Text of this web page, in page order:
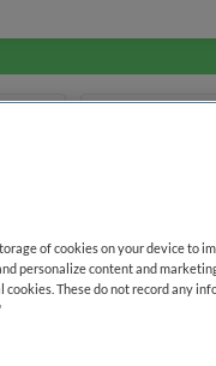
of cookies on your device to
personalize content and
These do not record any